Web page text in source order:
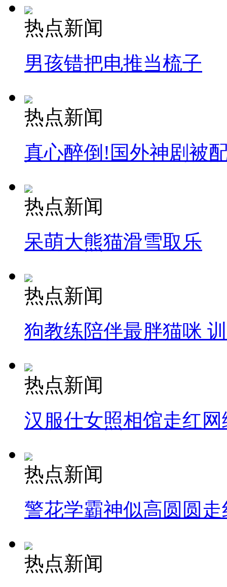
热点新闻
男孩错把电推当梳子
热点新闻
真心醉倒!国外神剧被
热点新闻
呆萌大熊猫滑雪取乐
热点新闻
狗教练陪伴最胖猫咪
热点新闻
汉服仕女照相馆走红网
热点新闻
警花学霸神似高圆圆走
热点新闻